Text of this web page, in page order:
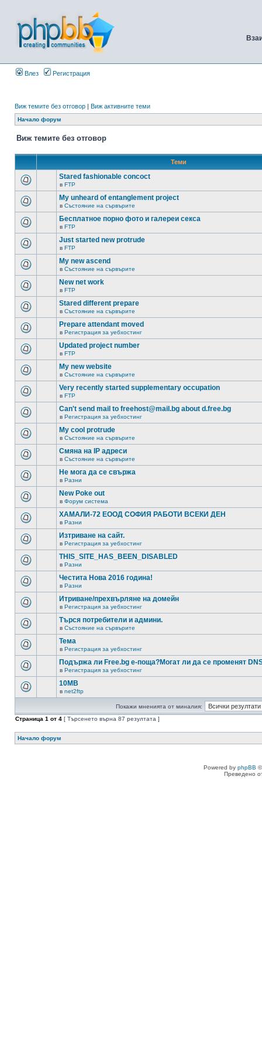
Влез Регистрация
Виж темите без отговор | Виж активните теми
Начало форум
Виж темите без отговор
Теми
Stared fashionable concoct
в FTP
My unheard of entanglement project
в Състояние на сървърите
Бесплатное порно фото и галереи секса
в FTP
Just started new protrude
в FTP
My new ascend
в Състояние на сървърите
New net work
в FTP
Stared different prepare
в Състояние на сървърите
Prepare attendant moved
в Регистрация за уебхостинг
Updated project number
в FTP
My new website
в Състояние на сървърите
Very recently started supplementary occupation
в FTP
Can't send mail to freehost@mail.bg about d.free.bg
в Регистрация за уебхостинг
My cool protrude
в Състояние на сървърите
Смяна на IP адреси
в Състояние на сървърите
Не мога да се свържа
в Разни
New Poke out
в Форум система
ХАМАЛИ-72 ЕООД СОФИЯ РАБОТИ ВСЕКИ ДЕН
в Разни
Изтриване на сайт.
в Регистрация за уебхостинг
THIS_SITE_HAS_BEEN_DISABLED
в Разни
Честита Нова 2016 година!
в Разни
Итриване/прехвърляне на домейн
в Регистрация за уебхостинг
Търся потребители и админи.
в Състояние на сървърите
Тема
в Регистрация за уебхостинг
Подържа ли Free.bg е-поща?Могат ли да се променят
в Регистрация за уебхостинг
10MB
в net2ftp
Покажи мненията от миналия:
Страница 1 от 4 [ Търсенето върна 87 резултата ]
Начало форум
Powered by phpBB
Преведено